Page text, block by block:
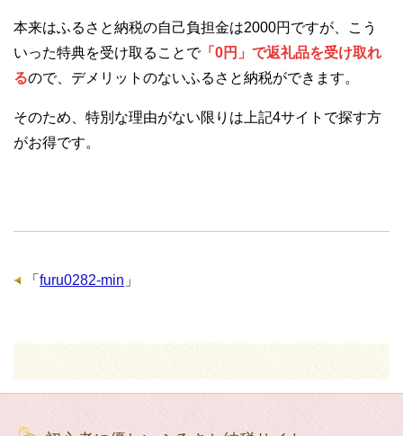
本来はふるさと納税の自己負担金は2000円ですが、こう
いった特典を受け取ることで「0円」で返礼品を受け取れ
るので、デメリットのないふるさと納税ができます。
そのため、特別な理由がない限りは上記4サイトで探す方
がお得です。
「 furu0282-min 」